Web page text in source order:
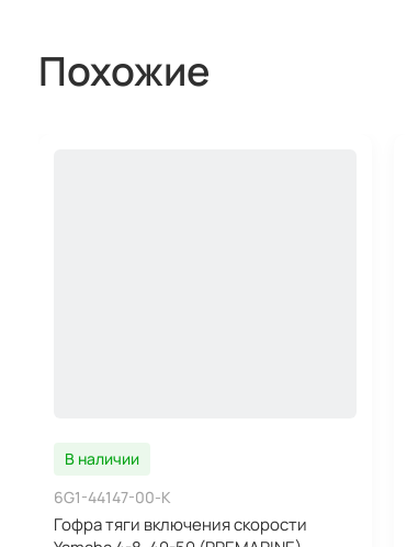
Похожие
В наличии
6G1-44147-00-K
Гофра тяги включения скорости